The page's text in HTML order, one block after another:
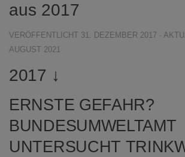
aus 2017
VERÖFFENTLICHT 31. DEZEMBER 2017 ·
AUGUST 2021
2017 ↓
ERNSTE GEFAHR?
BUNDESUMWELTAMT
UNTERSUCHT